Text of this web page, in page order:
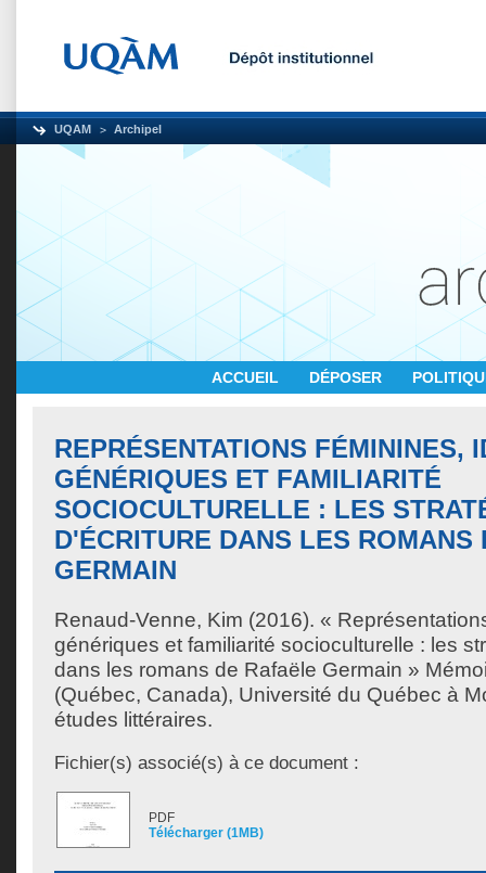
UQAM Archipel
ACCUEIL DÉPOSER
REPRÉSENTATIONS FÉMININES,
GÉNÉRIQUES ET FAMILIARITÉ
SOCIOCULTURELLE : LES
D'ÉCRITURE DANS LES ROMANS
GERMAIN
Renaud-Venne, Kim (2016). «
génériques et familiarité socioculturelle : les
dans les romans de Rafaële Germain »
(Québec, Canada), Université du Québec à
études littéraires.
Fichier(s) associé(s) à ce document :
PDF
Télécharger (1MB)